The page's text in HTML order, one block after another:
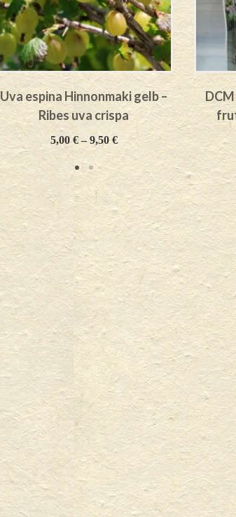
Uva espina Hinnonmaki gelb –
Ribes uva crispa
5,00€–9,50 €